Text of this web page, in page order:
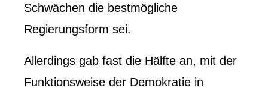
Schwächen die bestmögliche
Regierungsform sei.
Allerdings gab fast die Hälfte an, mit der
Funktionsweise der Demokratie in